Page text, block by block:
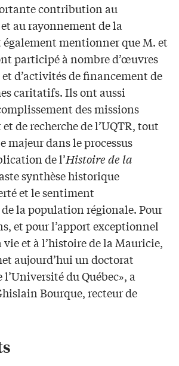
contribution au
au rayonnement de la
mentionner que M. et
participé à nombre d’œuvres
d’activités de financement de
caritatifs. Ils ont aussi
des missions
de recherche de l’UQTR, tout
majeur dans le processus
de l’Histoire de la
synthèse historique
et le sentiment
la population régionale. Pour
et pour l’apport exceptionnel
vie et à l’histoire de la Mauricie,
aujourd’hui un doctorat
l’Université du Québec», a
Bourque, recteur de